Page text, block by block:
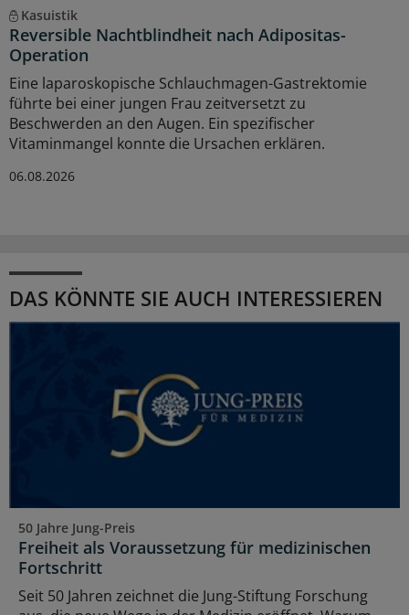
Kasuistik
Reversible Nachtblindheit nach Adipositas-
Operation
Eine laparoskopische Schlauchmagen-Gastrektomie
führte bei einer jungen Frau zeitversetzt zu
Beschwerden an den Augen. Ein spezifischer
Vitaminmangel konnte die Ursachen erklären.
06.08.2026
DAS KÖNNTE SIE AUCH INTERESSIEREN
50 Jahre Jung-Preis
Freiheit als Voraussetzung für medizinischen
Fortschritt
Seit 50 Jahren zeichnet die Jung-Stiftung Forschung